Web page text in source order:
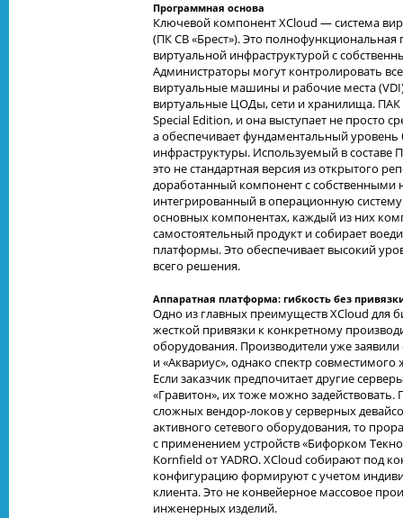
Программная основа
Ключевой компонент XCloud — система
(ПК СВ «Брест»). Это
виртуальной инфраструктурой с
Администраторы могут контролировать
виртуальные машины и рабочие места
виртуальные ЦОДы, сети и хранилища. ПАК
Special Edition, и она выступает не просто
а обеспечивает фундаментальный уровень
инфраструктуры. Используемый в составе
это не стандартная версия из открытого
доработанный компонент с собственными
интегрированный в операционную
основных компонентах, каждый из них
самостоятельный продукт и собирает
платформы. Это обеспечивает высокий
всего решения.
Аппаратная платформа: гибкость без
Одно из главных преимуществ XCloud для
жесткой привязки к конкретному
оборудования. Производители уже
и «Аквариус», однако спектр
Если заказчик предпочитает другие
«Гравитон», их тоже можно задействовать.
сложных вендор-локов у серверных
активного сетевого оборудования, то
с применением устройств «Бифорком
Kornfield от YADRO. XCloud собирают под
конфигурацию формируют с учетом
клиента. Это не конвейерное массовое
инженерных изделий.